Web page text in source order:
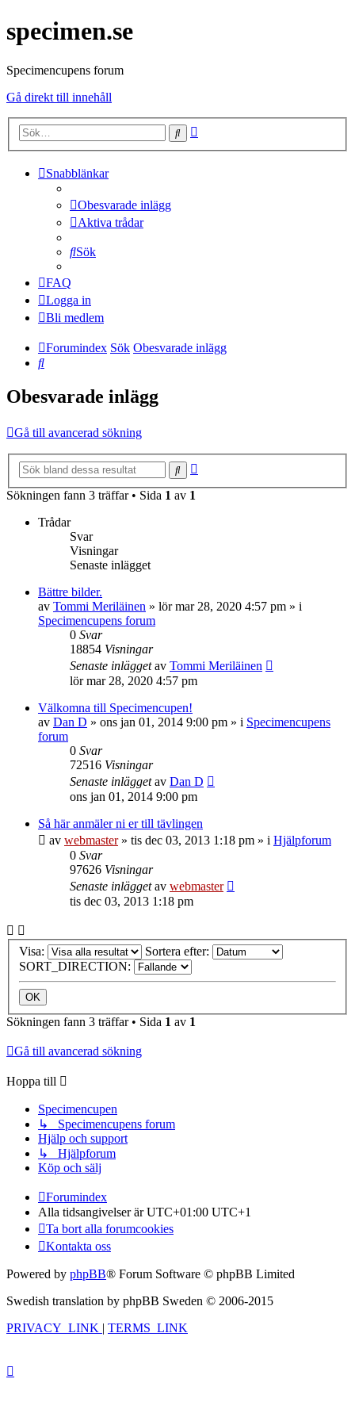
specimen.se
Specimencupens forum
Gå direkt till innehåll
Sök
Snabblänkar
Obesvarade inlägg
Aktiva trådar
Sök
FAQ
Logga in
Bli medlem
Forumindex Sök Obesvarade inlägg
Sök
Obesvarade inlägg
Gå till avancerad sökning
Sök
Sökningen fann 3 träffar • Sida 1 av 1
Trådar
Svar
Visningar
Senaste inlägget
Bättre bilder.
av Tommi Meriläinen » lör mar 28, 2020 4:57 pm » i
Specimencupens forum
0 Svar
18854 Visningar
Senaste inläggetav Tommi Meriläinen
lör mar 28, 2020 4:57 pm
Välkomna till Specimencupen!
av Dan D » ons jan 01, 2014 9:00 pm » i Specimencupens
forum
0 Svar
72516 Visningar
Senaste inläggetav Dan D
ons jan 01, 2014 9:00 pm
Så här anmäler ni er till tävlingen
av webmaster» tis dec 03, 2013 1:18 pm » i Hjälpforum
0 Svar
97626 Visningar
Senaste inläggetav webmaster
tis dec 03, 2013 1:18 pm
Visa:
Sortera efter:
SORT_DIRECTION:
Sökningen fann 3 träffar • Sida 1 av 1
Gå till avancerad sökning
Hoppa till
Specimencupen
↳ Specimencupens forum
Hjälp och support
↳ Hjälpforum
Köp och sälj
Forumindex
Alla tidsangivelser är UTC+01:00 UTC+1
Ta bort alla forumcookies
Kontakta oss
Powered by phpBB® Forum Software © phpBB Limited
Swedish translation by phpBB Sweden © 2006-2015
PRIVACY_LINK
TERMS_LINK